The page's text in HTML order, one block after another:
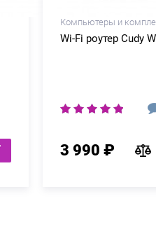
Компьютеры и
Wi-Fi роутер Cudy
3 990 ₽